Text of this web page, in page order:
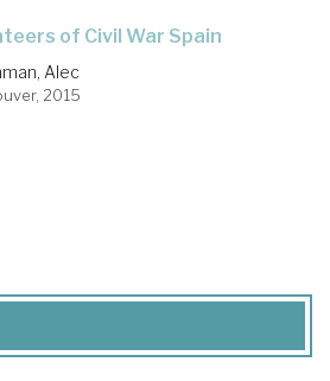
of Civil War Spain
Alec
2015